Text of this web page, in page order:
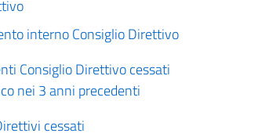
interno Consiglio Direttivo
Consiglio Direttivo cessati
nei 3 anni precedenti
cessati